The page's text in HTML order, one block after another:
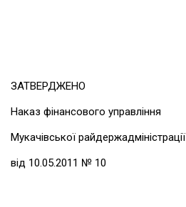
ЗАТВЕРДЖЕНО
Наказ фінансового управління
Мукачівської райдержадміністрації
від 10.05.2011 № 10